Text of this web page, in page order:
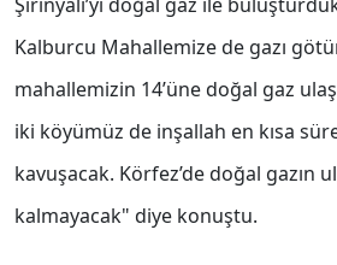
Şirinyalı’yı doğal gaz ile
Kalburcu Mahallemize de gazı
mahallemizin 14’üne doğal gaz
iki köyümüz de inşallah en kısa
kavuşacak. Körfez’de doğal gazın
kalmayacak" diye konuştu.